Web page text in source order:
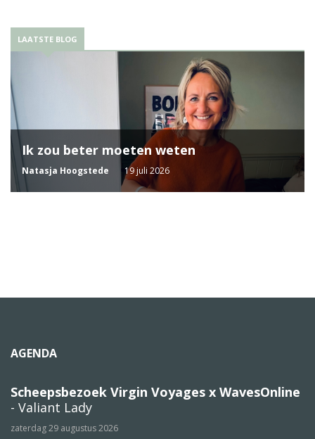
LAATSTE BLOG
Ik zou beter moeten weten
Natasja Hoogstede 19 juli 2026
AGENDA
Scheepsbezoek Virgin Voyages x WavesOnline
- Valiant Lady
zaterdag 29 augustus 2026